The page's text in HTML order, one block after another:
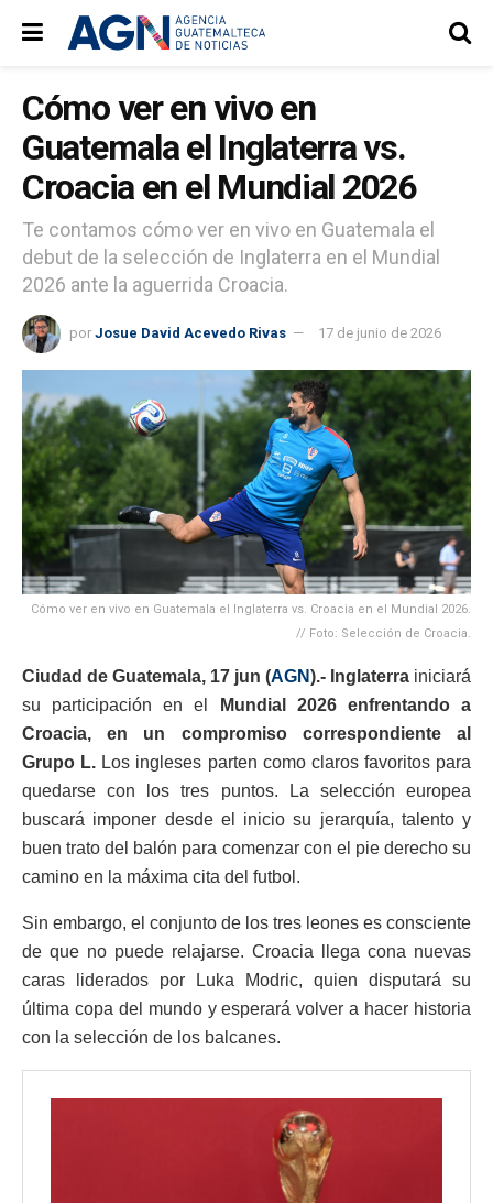
Cómo ver en vivo en
Guatemala el Inglaterra vs.
Croacia en el Mundial 2026
Te contamos cómo ver en vivo en Guatemala el
debut de la selección de Inglaterra en el Mundial
2026 ante la aguerrida Croacia.
por Josue David Acevedo Rivas 17 de junio de 2026
Cómo ver en vivo en Guatemala el Inglaterra vs. Croacia en el Mundial 2026.
// Foto: Selección de Croacia.
Ciudad de Guatemala, 17 jun (AGN).- Inglaterra iniciará
su participación en el
Mundial 2026 enfrentando a
Croacia, en un compromiso correspondiente al
Grupo L. Los ingleses parten como claros favoritos para
quedarse con los tres puntos. La selección europea
buscará imponer desde el inicio su jerarquía, talento y
buen trato del balón para comenzar con el pie derecho su
camino en la máxima cita del futbol.
Sin embargo, el conjunto de los tres leones es consciente
de que no puede relajarse. Croacia llega cona nuevas
caras liderados por Luka Modric, quien disputará su
última copa del mundo y esperará volver a hacer historia
con la selección de los balcanes.